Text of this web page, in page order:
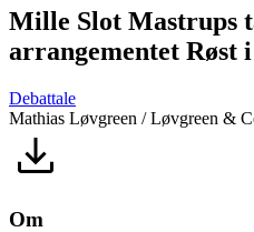
Mille Slot Mastrups
arrangementet Røst
Debattale
Mathias Løvgreen / Løvgreen &
Om